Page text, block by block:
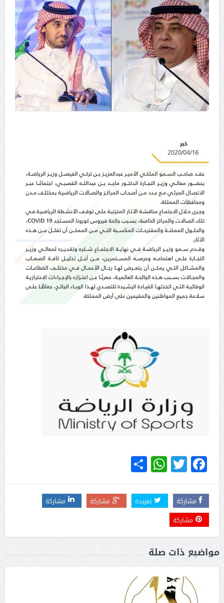
Facebook
Twitter
WhatsApp
Share
مشاركة تغريدة مشاركة
مشاركة
مشاركة
مواضيع ذات صلة